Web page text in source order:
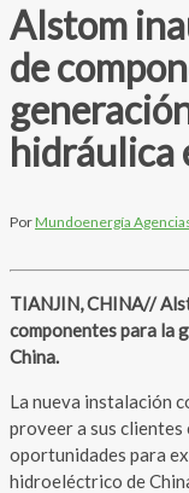
Alstom
de
hidráulica
PorMundoenergía
TIANJIN, CHINA//
componentes para la
China.
La nueva instalación
proveer a sus
oportunidades para
hidroeléctrico de